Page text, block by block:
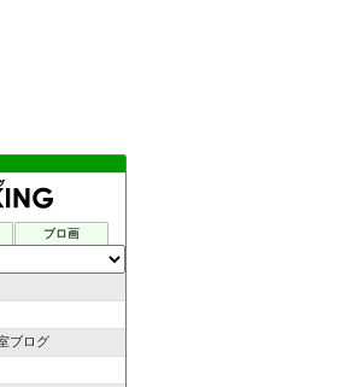
ブロ画
ブログ